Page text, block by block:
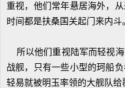
重视，他们常年悬居海外，
时间都是扶桑国关起门来内斗
所以他们重视陆军而轻视
战舰，只有一些小型的珂船
轻易就被明玉率领的大舰队给